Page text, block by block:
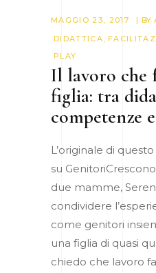
MAGGIO 23, 2017 BY
DIDATTICA,
PLAY
Il lavoro che
figlia: tra
competenze
L’originale di
su
due mamme,
condividere
come genitori
una figlia di quasi
chiedo che lavoro